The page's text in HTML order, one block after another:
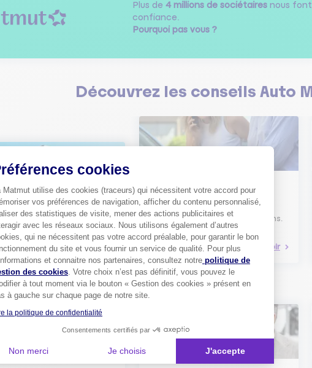
Plus de 4 millions de sociétairesnous font
confiance.
Pourquoi pas vous ?
Découvrez les conseils Auto
que le nouveau radar
?
sur le radar tourelle et
éviter les infractions.
Tout savoir
Comment bien choisir son
assurance auto ?
Conseils pour choisir la meilleure
assurance auto selon vos besoins.
Tout savoir
cookies
Matmut utilise des cookies (traceurs) qui nécessitent votre accord pour
vos préférences de navigation, afficher du contenu personnalisé,
des statistiques de visite, mener des actions publicitaires et
avec les réseaux sociaux. Nous utilisons également d’autres
qui ne nécessitent pas votre accord préalable, pour garantir le bon
du site et vous fournir un service de qualité. Pour plus
et connaitre nos partenaires, consultez notre politique de
des cookies. Votre choix n’est pas définitif, vous pouvez le
à tout moment via le bouton « Gestion des cookies » présent en
à gauche sur chaque page de notre site.
la politique de confidentialité
Consentements certifiés par
Non merci Je choisis J'accepte
Axeptio consent